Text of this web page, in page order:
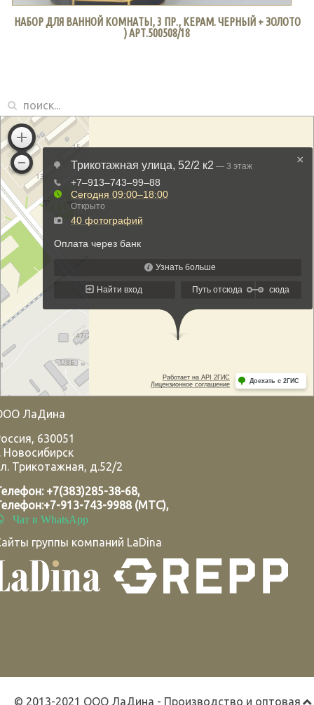
НАБОР ДЛЯ ВАННОЙ КОМНАТЫ, 3 ПР., КЕРАМ. ЧЕРНЫЙ + ЗОЛОТО
) АРТ.500508/18
ЛаДина
, 630051
Новосибирск
Трикотажная, д.52/2
+7(383)285-38-68,
+7-913-743-9988 (МТС),
Чат в WhatsApp
группы компаний LaDina
© 2013-2021 ООО ЛаДина - Производство и оптовая